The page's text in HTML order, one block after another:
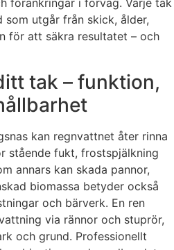
utgår från skick, ålder,
för att säkra resultatet – och
tak – funktion,
kan regnvattnet åter rinna
stående fukt, frostspjälkning
annars kan skada pannor,
biomassa betyder också
och bärverk. En ren
via rännor och stuprör,
och grund. Professionellt